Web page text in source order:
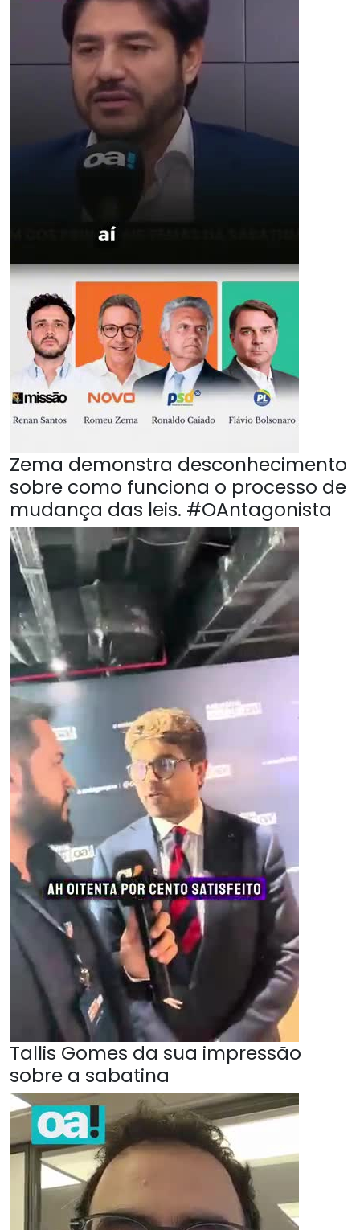
Zema demonstra desconhecimento
sobre como funciona o processo de
mudança das leis. #OAntagonista
Tallis Gomes da sua impressão
sobre a sabatina